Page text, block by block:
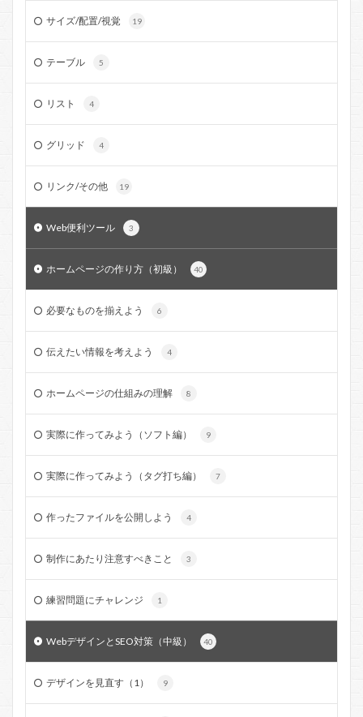
サイズ/配置/視覚 19
テーブル 5
リスト 4
グリッド 4
リンク/その他 19
Web便利ツール 3
ホームページの作り方（初級） 40
必要なものを揃えよう 6
伝えたい情報を考えよう 4
ホームページの仕組みの理解 8
実際に作ってみよう（ソフト編） 9
実際に作ってみよう（タグ打ち編） 7
作ったファイルを公開しよう 4
制作にあたり注意すべきこと 3
練習問題にチャレンジ 1
WebデザインとSEO対策（中級） 40
デザインを見直す（1） 9